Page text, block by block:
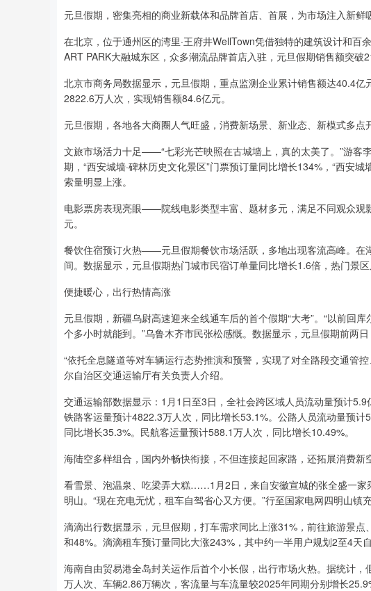
元旦假期，密集亮相的商业新载体和品牌首店、首展，为市场注入新鲜
在北京，位于通州区的湾里·王府井WellTown凭借独特的建筑设计和
ART PARK大融城东区，众多潮流品牌首店入驻，元旦假期销售额突破
北京市商务局数据显示，元旦假期，重点监测企业累计销售额达40.4
2822.6万人次，实现销售额84.6亿元。
元旦假期，各地各大商圈人气旺盛，消费新场景、新业态、新模式多点
文旅市场活力十足——“七彩光芒映照在古城墙上，真的太美了。”游客
期，“西安城墙·碑林历史文化景区”门票预订量同比增长134%，“西安
索量明显上涨。
电影票房表现亮眼——院线电影类型丰富、题材多元，满足不同观众观
元。
餐饮住宿预订火热——元旦假期餐饮市场活跃，多地出现客流高峰。在
间。数据显示，元旦假期热门城市民宿订单量同比增长1.6倍，热门景区
便捷暖心，出行热情高涨
元旦假期，新疆乌尉高速迎来全线通车后的首个假期“大考”。“以前回
个多小时就能到。”乌鲁木齐市民张松感慨。数据显示，元旦假期前两日
“依托全息隧道等对车辆运行态势推演和预警，实现了对全路段交通管
尔自治区交通运输厅有关负责人介绍。
交通运输部数据显示：1月1日至3日，全社会跨区域人员流动量预计
铁路客运量预计4822.3万人次，同比增长53.1%。公路人员流动量预
同比增长35.3%。民航客运量预计588.1万人次，同比增长10.49%。
海陆空多样组合，国内外畅快衔接，不但连接起回家路，还拓展消费新
看雪景、泡温泉、吃梁弄大糕……1月2日，来自安徽宣城的张全盛一家
明山。“现在充电无忧，租车自驾省心又方便。”行至国家电网四明山镇
滴滴出行数据显示，元旦假期，打车需求同比上涨31%，前往旅游景
和48%。滴滴租车预订量同比大涨243%，其中约一半用户规划2至4天自
海南自由贸易港全岛封关运作后首个小长假，出行市场火热。据统计
万人次、车辆2.86万辆次，客流量与车流量较2025年同期分别增长